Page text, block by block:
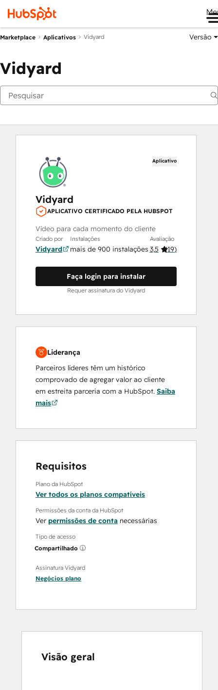
Marketplace Aplicativos Vidyard Versão
Vidyard
Aplicativo
Vidyard
APLICATIVO CERTIFICADO PELA HUBSPOT
Vídeo para cada momento do cliente
Criado por
Vidyard
Instalações
mais de 900 instalações
Avaliação
3,5 (19)
Faça login para instalar
Requer assinatura do Vidyard
Liderança
Parceiros líderes têm um histórico
comprovado de agregar valor ao cliente
em estreita parceria com a HubSpot. Saiba
mais
Requisitos
Plano da HubSpot
Ver todos os planos compatíveis
Permissões da conta da HubSpot
Ver permissões de conta necessárias
Tipo de acesso
Compartilhado
Assinatura Vidyard
Negócios plano
Visão geral